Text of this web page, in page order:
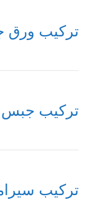
تركيب ورق
تركيب جبس
تركيب